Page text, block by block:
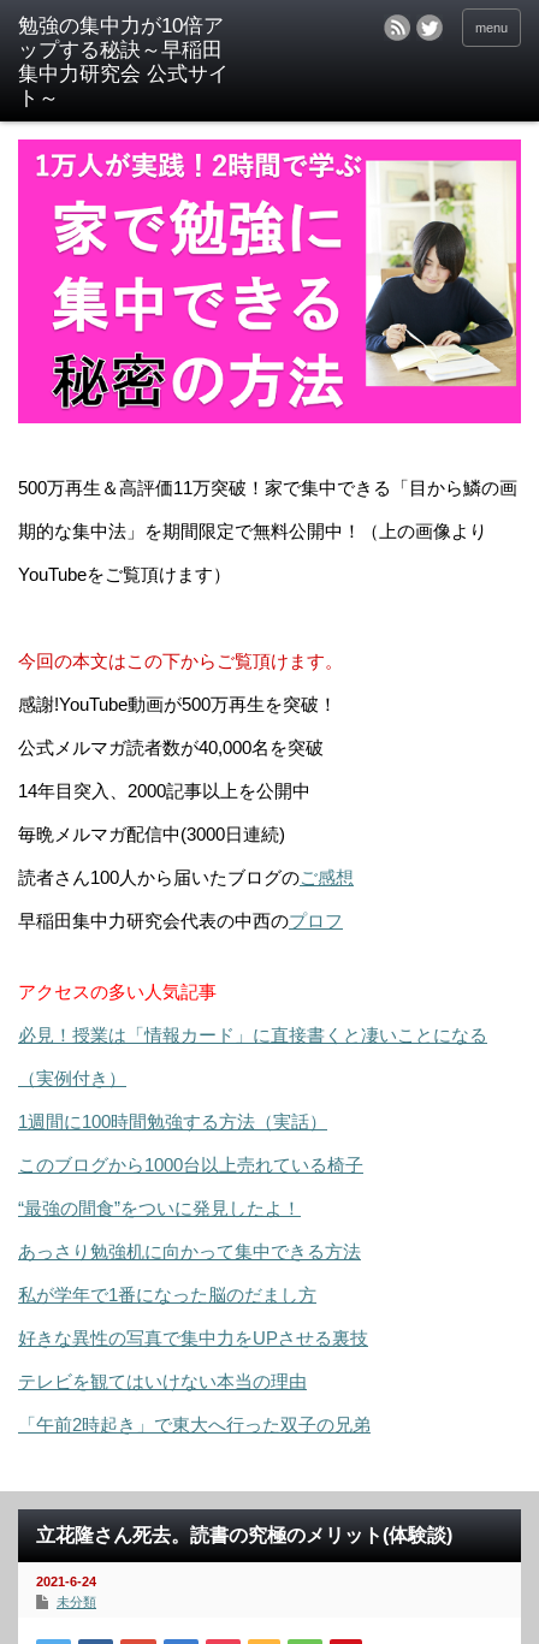
menu
500万再生＆高評価11万突破！家で集中できる「目から鱗の画
期的な集中法」を期間限定で無料公開中！（上の画像より
YouTubeをご覧頂けます）
今回の本文はこの下からご覧頂けます。
感謝!YouTube動画が500万再生を突破！
公式メルマガ読者数が40,000名を突破
14年目突入、2000記事以上を公開中
毎晩メルマガ配信中(3000日連続)
読者さん100人から届いたブログのご感想
早稲田集中力研究会代表の中西のプロフ
アクセスの多い人気記事
必見！授業は「情報カード」に直接書くと凄いことになる
（実例付き）
1週間に100時間勉強する方法（実話）
このブログから1000台以上売れている椅子
“最強の間食”をついに発見したよ！
あっさり勉強机に向かって集中できる方法
私が学年で1番になった脳のだまし方
好きな異性の写真で集中力をUPさせる裏技
テレビを観てはいけない本当の理由
「午前2時起き」で東大へ行った双子の兄弟
立花隆さん死去。読書の究極のメリット(体験談)
2021-6-24
未分類